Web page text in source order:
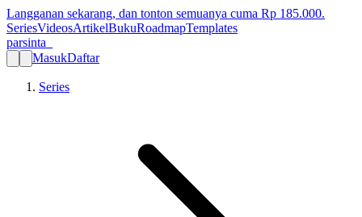
Langganan sekarang, dan tonton semuanya cuma Rp 185.000.
SeriesVideosArtikelBukuRoadmapTemplates
parsinta_
MasukDaftar
Series